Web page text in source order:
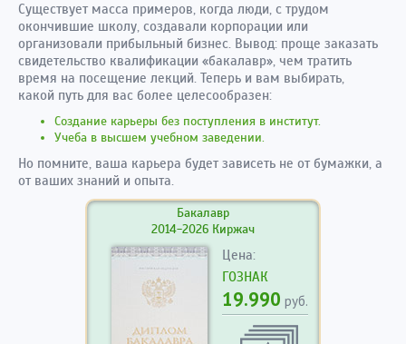
Существует масса примеров, когда люди, с трудом
окончившие школу, создавали корпорации или
организовали прибыльный бизнес. Вывод: проще заказать
свидетельство квалификации «бакалавр», чем тратить
время на посещение лекций. Теперь и вам выбирать,
какой путь для вас более целесообразен:
Создание карьеры без поступления в институт.
Учеба в высшем учебном заведении.
Но помните, ваша карьера будет зависеть не от бумажки, а
от ваших знаний и опыта.
Бакалавр
2014-2026 Киржач
Цена:
ГОЗНАК
19.990 руб.